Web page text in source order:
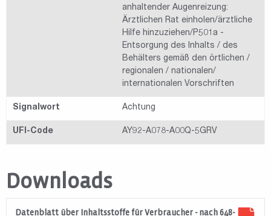
anhaltender Augenreizung:
Ärztlichen Rat einholen/ärztliche
Hilfe hinzuziehen/P501a -
Entsorgung des Inhalts / des
Behälters gemäß den örtlichen /
regionalen / nationalen/
internationalen Vorschriften
Signalwort Achtung
UFI-Code AY92-A078-A00Q-5GRV
Downloads
Datenblatt über Inhaltsstoffe für Verbraucher - nach 648-